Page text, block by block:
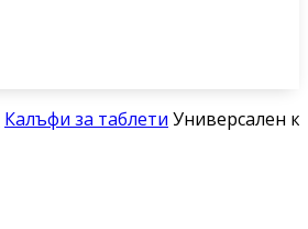
Калъфи за таблети Универсален